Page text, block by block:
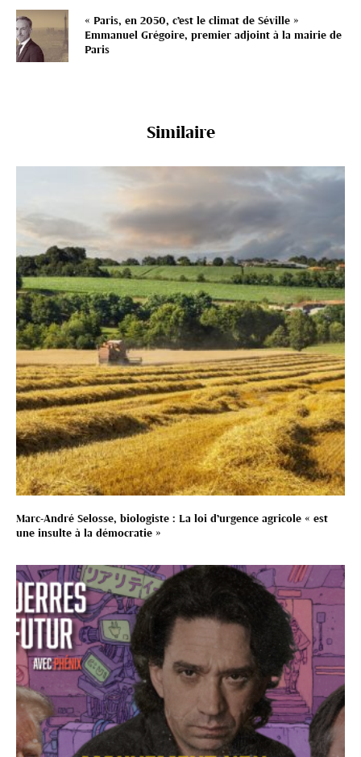
« Paris, en 2050, c’est le climat de Séville »
Emmanuel Grégoire, premier adjoint à la mairie de
Paris
Similaire
Marc-André Selosse, biologiste : La loi d’urgence agricole « est
une insulte à la démocratie »